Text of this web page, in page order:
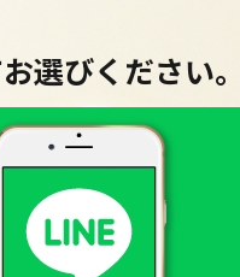
選びください。